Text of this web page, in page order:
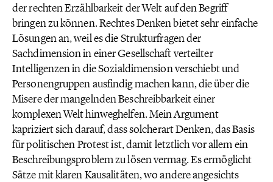
der rechten Erzählbarkeit der Welt auf den Begriff
bringen zu können. Rechtes Denken bietet sehr einfache
Lösungen an, weil es die Strukturfragen der
Sachdimension in einer Gesellschaft verteilter
Intelligenzen in die Sozialdimension verschiebt und
Personengruppen ausfindig machen kann, die über die
Misere der mangelnden Beschreibbarkeit einer
komplexen Welt hinweghelfen. Mein Argument
kapriziert sich darauf, dass solcherart Denken, das Basis
für politischen Protest ist, damit letztlich vor allem ein
Beschreibungsproblem zu lösen vermag. Es ermöglicht
Sätze mit klaren Kausalitäten, wo andere angesichts